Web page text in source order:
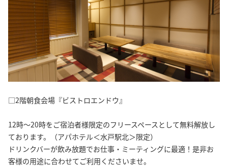
□2階朝食会場『ビストロエンドウ』
12時～20時をご宿泊者様限定のフリースペースとして無料解放し
ております。（アパホテル＜水戸駅北＞限定）
ドリンクバーが飲み放題でお仕事・ミーティングに最適！是非お
客様の用途に合わせてご利用くださいませ。